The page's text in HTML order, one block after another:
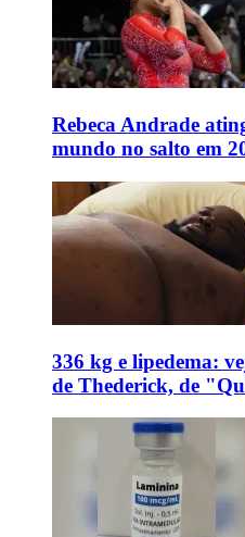
Rebeca Andrade
mundo no salto em
336 kg e lipedema:
de Thederick, de